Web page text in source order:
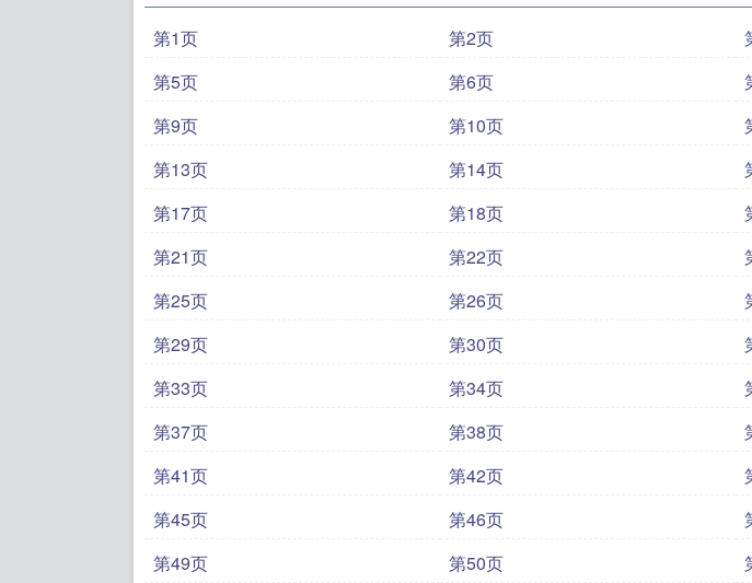
第1页 第2页
第5页
第6页
第9页
第10页
第13页
第14页
第17页
第18页
第21页
第22页
第25页
第26页
第29页
第30页
第33页
第34页
第37页
第38页
第41页
第42页
第45页
第46页
第49页
第50页